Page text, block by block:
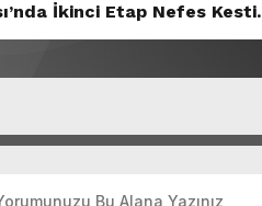
İkinci Etap Nefes Kesti.